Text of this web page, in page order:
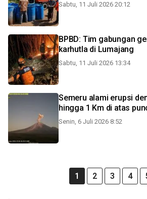
Sabtu, 11 Juli 2026 20:12
BPBD: Tim gabungan
karhutla di Lumajang
Sabtu, 11 Juli 2026 13:34
Semeru alami erupsi
hingga 1 Km di atas
Senin, 6 Juli 2026 8:52
1 2 3 4